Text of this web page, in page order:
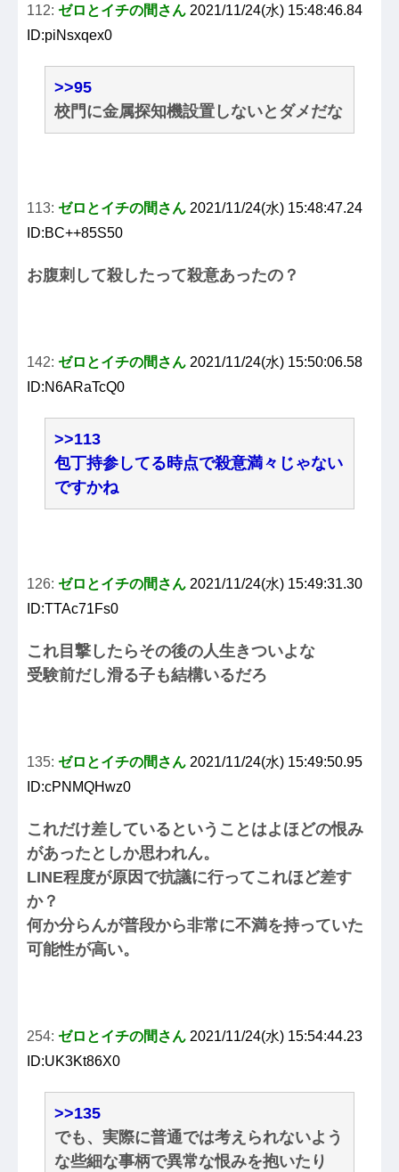
112: ゼロとイチの間さん 2021/11/24(水) 15:48:46.84
ID:piNsxqex0
>>95
校門に金属探知機設置しないとダメだな
113: ゼロとイチの間さん 2021/11/24(水) 15:48:47.24
ID:BC++85S50
お腹刺して殺したって殺意あったの？
142: ゼロとイチの間さん 2021/11/24(水) 15:50:06.58
ID:N6ARaTcQ0
>>113
包丁持参してる時点で殺意満々じゃない
ですかね
126: ゼロとイチの間さん 2021/11/24(水) 15:49:31.30
ID:TTAc71Fs0
これ目撃したらその後の人生きついよな
受験前だし滑る子も結構いるだろ
135: ゼロとイチの間さん 2021/11/24(水) 15:49:50.95
ID:cPNMQHwz0
これだけ差しているということはよほどの恨み
があったとしか思われん。
LINE程度が原因で抗議に行ってこれほど差す
か？
何か分らんが普段から非常に不満を持っていた
可能性が高い。
254: ゼロとイチの間さん 2021/11/24(水) 15:54:44.23
ID:UK3Kt86X0
>>135
でも、実際に普通では考えられないよう
な些細な事柄で異常な恨みを抱いたり